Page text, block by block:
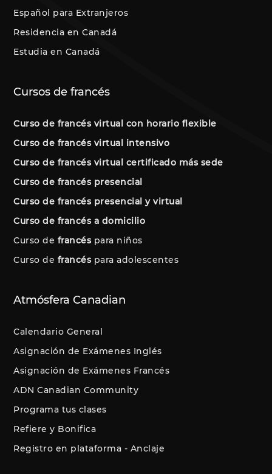
Español para Extranjeros
Residencia en Canadá
Estudia en Canadá
Cursos de francés
Curso de francés virtual con horario flexible
Curso de francés virtual intensivo
Curso de francés virtual certificado más sede
Curso de francés presencial
Curso de francés presencial y virtual
Curso de francés a domicilio
Curso de francéspara niños
Curso de francéspara adolescentes
Atmósfera Canadian
Calendario General
Asignación de Exámenes Inglés
Asignación de Exámenes Francés
ADN Canadian Community
Programa tus clases
Refiere y Bonifica
Registro en plataforma - Anclaje